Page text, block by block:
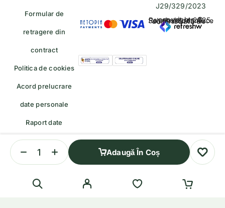
Adaugă În Coș
Formular de
retragere din
contract
Politica de cookies
Acord prelucrare
date personale
Raport date
personale
J29/329/2023
copyrights © Rayahalal.ro 2025. Soluție eCommerce administrată de